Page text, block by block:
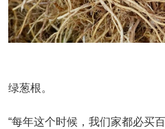
绿葱根。
“每年这个时候，我们家都必买